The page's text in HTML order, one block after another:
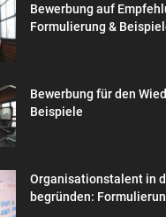
Bewerbung auf
Formulierung &
Bewerbung für den
Beispiele
Organisationstalent in
begründen: